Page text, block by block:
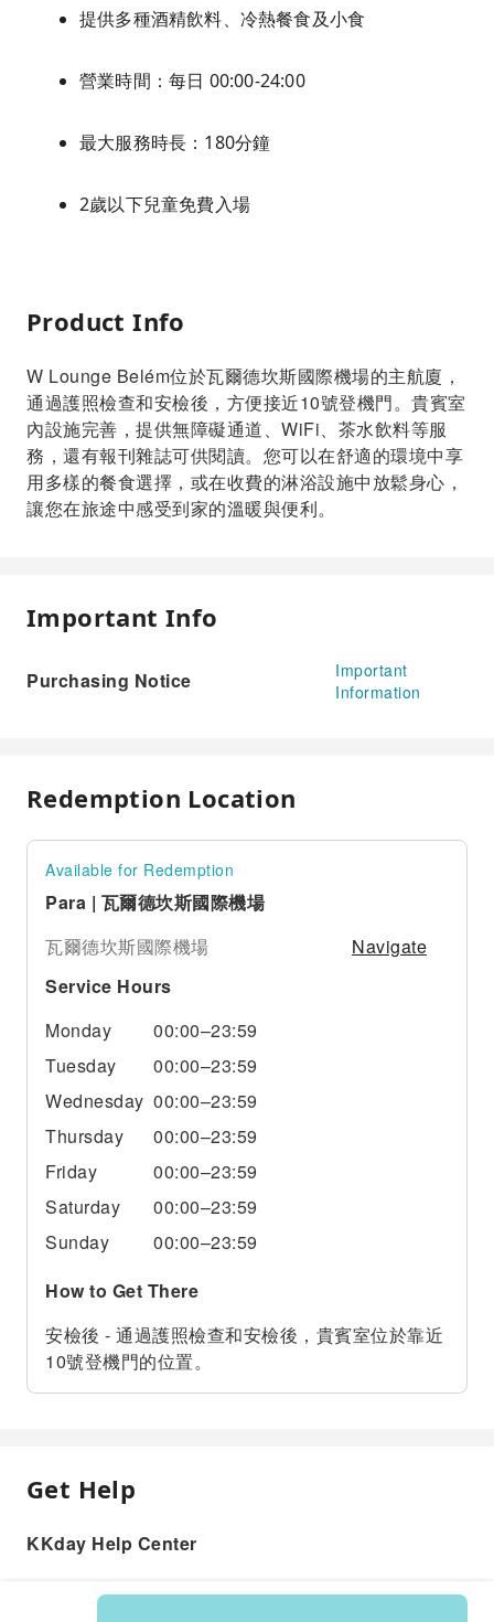
提供多種酒精飲料、冷熱餐食及小食
營業時間：每日 00:00-24:00
最大服務時長：180分鐘
2歲以下兒童免費入場
Product Info
W Lounge Belém位於瓦爾德坎斯國際機場的主航廈，
通過護照檢查和安檢後，方便接近10號登機門。貴賓室
內設施完善，提供無障礙通道、WiFi、茶水飲料等服
務，還有報刊雜誌可供閱讀。您可以在舒適的環境中享
用多樣的餐食選擇，或在收費的淋浴設施中放鬆身心，
讓您在旅途中感受到家的溫暖與便利。
Important Info
Purchasing Notice
Important
Information
Redemption Location
Available for Redemption
Para | 瓦爾德坎斯國際機場
瓦爾德坎斯國際機場
Navigate
Service Hours
Monday
00:00–23:59
Tuesday
00:00–23:59
Wednesday 00:00–23:59
Thursday
00:00–23:59
Friday
00:00–23:59
Saturday
00:00–23:59
Sunday
00:00–23:59
How to Get There
安檢後 - 通過護照檢查和安檢後，貴賓室位於靠近
10號登機門的位置。
Get Help
KKday Help Center